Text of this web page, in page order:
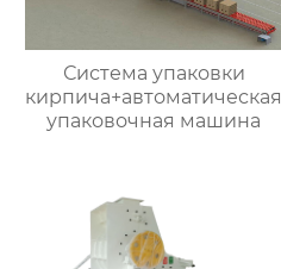
Система упаковки
кирпича+автоматическая
упаковочная машина